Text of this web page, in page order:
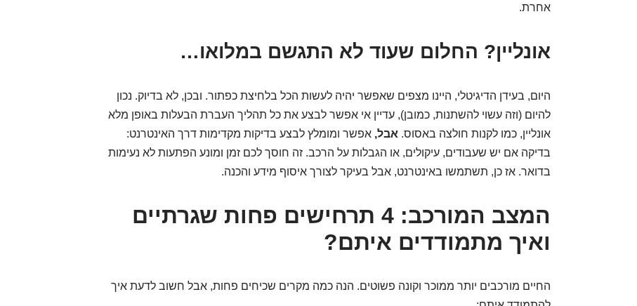
אחרת.
אונליין? החלום שעוד לא התגשם במלואו…
היום, בעידן הדיגיטלי, היינו מצפים שאפשר יהיה לעשות הכל בלחיצת כפתור. ובכן, לא בדיוק. נכון
להיום (וזה עשוי להשתנות, כמובן), עדיין אי אפשר לבצע את כל תהליך העברת הבעלות באופן מלא
אונליין, כמו לקנות חולצה באסוס. אבל, אפשר ומומלץ לבצע בדיקות מקדימות דרך האינטרנט:
בדיקה אם יש שעבודים, עיקולים, או הגבלות על הרכב. זה חוסך לכם זמן ומונע הפתעות לא נעימות
בדואר. אז כן, תשתמשו באינטרנט, אבל בעיקר לצורך איסוף מידע והכנה.
המצב המורכב: 4 תרחישים פחות שגרתיים
ואיך מתמודדים איתם?
החיים מורכבים יותר ממוכר וקונה פשוטים. הנה כמה מקרים שכיחים פחות, אבל חשוב לדעת איך